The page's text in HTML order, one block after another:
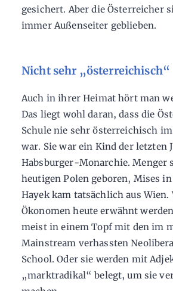
gesichert. Aber die Österreicher
immer Außenseiter geblieben.
Nicht sehr „österreichisch“
Auch in ihrer Heimat hört man
Das liegt wohl daran, dass die
Schule nie sehr österreichisch
war. Sie war ein Kind der letzten
Habsburger-Monarchie. Menger
heutigen Polen geboren, Mises
Hayek kam tatsächlich aus Wien.
Ökonomen heute erwähnt
meist in einem Topf mit den im
Mainstream verhassten
School. Oder sie werden mit
„marktradikal“ belegt, um sie